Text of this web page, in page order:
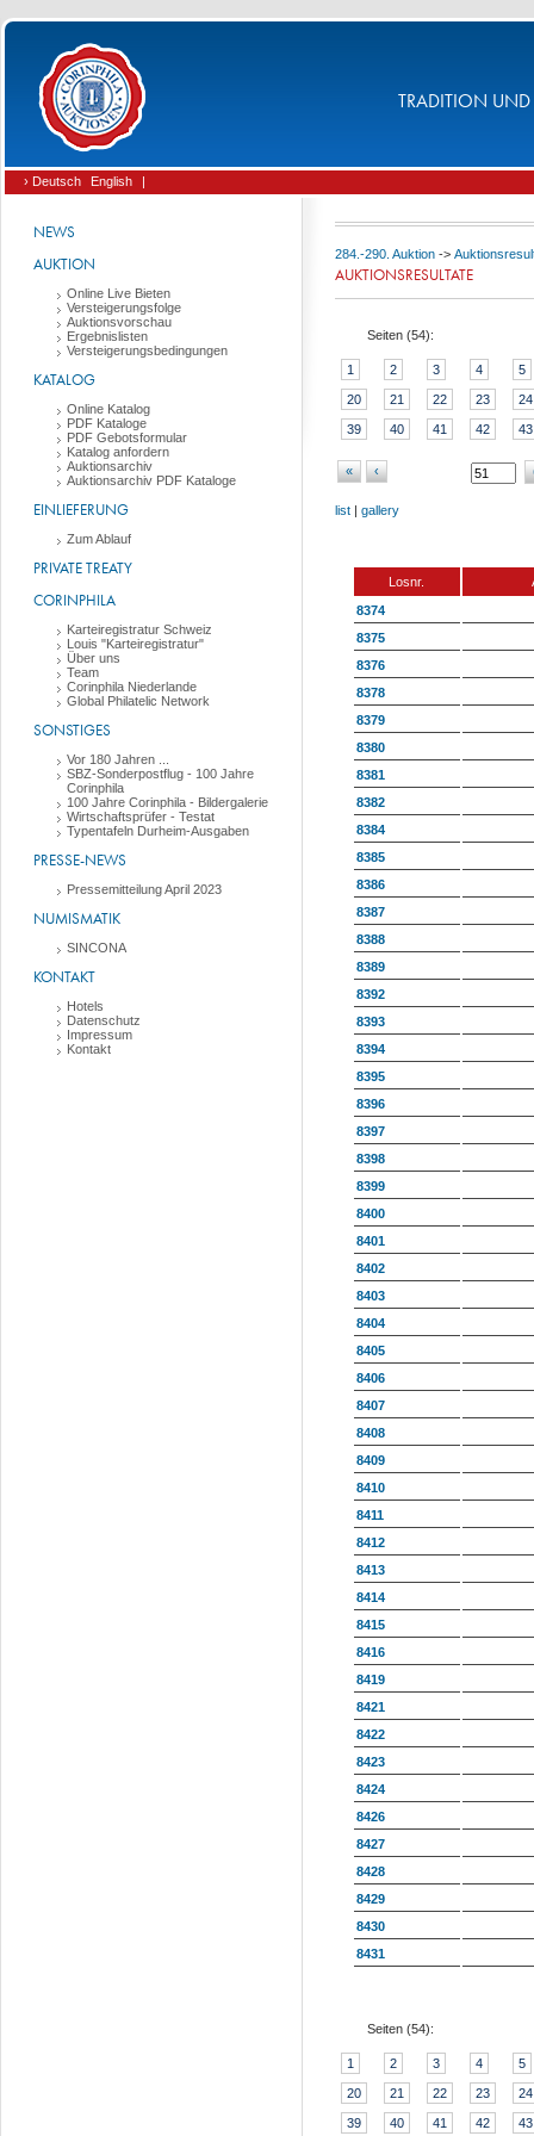
TRADITION UND
› Deutsch English |
NEWS
AUKTION
Online Live Bieten
Versteigerungsfolge
Auktionsvorschau
Ergebnislisten
Versteigerungsbedingungen
KATALOG
Online Katalog
PDF Kataloge
PDF Gebotsformular
Katalog anfordern
Auktionsarchiv
Auktionsarchiv PDF Kataloge
EINLIEFERUNG
Zum Ablauf
PRIVATE TREATY
CORINPHILA
Karteiregistratur Schweiz
Louis "Karteiregistratur"
Über uns
Team
Corinphila Niederlande
Global Philatelic Network
SONSTIGES
Vor 180 Jahren ...
SBZ-Sonderpostflug - 100 Jahre
Corinphila
100 Jahre Corinphila - Bildergalerie
Wirtschaftsprüfer - Testat
Typentafeln Durheim-Ausgaben
PRESSE-NEWS
Pressemitteilung April 2023
NUMISMATIK
SINCONA
KONTAKT
Hotels
Datenschutz
Impressum
Kontakt
284.-290. Auktion ->
AUKTIONSRESULTATE
Seiten (54):
1 2 3 4 5
20 21 22 23 24
39 40 41 42 43
« ‹
list | gallery
Losnr.
8374
8375
8376
8378
8379
8380
8381
8382
8384
8385
8386
8387
8388
8389
8392
8393
8394
8395
8396
8397
8398
8399
8400
8401
8402
8403
8404
8405
8406
8407
8408
8409
8410
8411
8412
8413
8414
8415
8416
8419
8421
8422
8423
8424
8426
8427
8428
8429
8430
8431
Seiten (54):
1 2 3 4 5
20 21 22 23 24
39 40 41 42 43